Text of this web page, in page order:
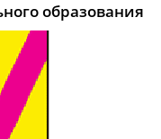
образования